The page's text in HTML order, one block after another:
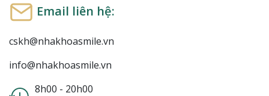
Email liên hệ:
cskh@nhakhoasmile.vn
info@nhakhoasmile.vn
8h00 - 20h00